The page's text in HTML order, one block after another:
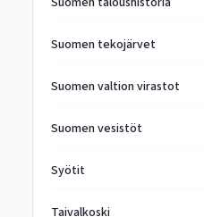
Suomen tekojärvet
Suomen valtion virastot
Suomen vesistöt
Syötit
Taivalkoski